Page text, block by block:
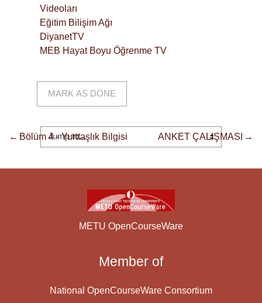
Videoları
Eğitim Bilişim Ağı
DiyanetTV
MEB Hayat Boyu Öğrenme TV
MARK AS DONE
← Bölüm 4 - Yurttaşlık Bilgisi ANKET ÇALIŞMASI →
METU OpenCourseWare
Member of
National OpenCourseWare Consortium